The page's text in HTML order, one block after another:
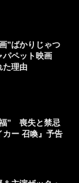
”ばかりじゃつ
ペット映画
た理由
” 喪失と禁忌
カー 召喚』予告